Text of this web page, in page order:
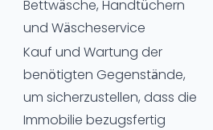
Bettwäsche, Handtüchern
und Wäscheservice
Kauf und Wartung der
benötigten Gegenstände,
um sicherzustellen, dass die
Immobilie bezugsfertig